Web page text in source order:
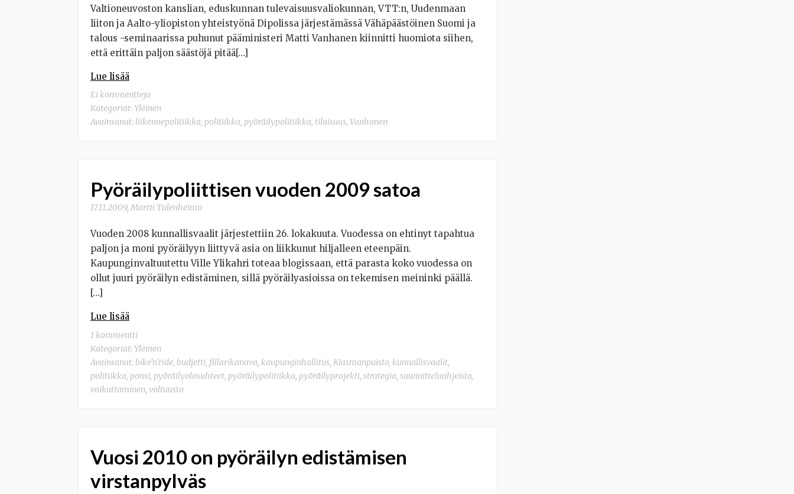
Valtioneuvoston kanslian, eduskunnan tulevaisuusvaliokunnan, VTT:n, Uudenmaan
liiton ja Aalto-yliopiston yhteistyönä Dipolissa järjestämässä Vähäpäästöinen Suomi ja
talous -seminaarissa puhunut pääministeri Matti Vanhanen kiinnitti huomiota siihen,
että erittäin paljon säästöjä pitää[…]
Lue lisää
Ei kommentteja
Kategoriat: Yleinen
Avainsanat: liikennepolitiikka, politiikka, pyöräilypolitiikka, tilaisuus, Vanhanen
Pyöräilypoliittisen vuoden 2009 satoa
17.11.2009, Martti Tulenheimo
Vuoden 2008 kunnallisvaalit järjestettiin 26. lokakuuta. Vuodessa on ehtinyt tapahtua
paljon ja moni pyöräilyyn liittyvä asia on liikkunut hiljalleen eteenpäin.
Kaupunginvaltuutettu Ville Ylikahri toteaa blogissaan, että parasta koko vuodessa on
ollut juuri pyöräilyn edistäminen, sillä pyöräilyasioissa on tekemisen meininki päällä.
[…]
Lue lisää
1 kommentti
Kategoriat: Yleinen
Avainsanat: bike'n'ride, budjetti, fillarikanava, kaupunginhallitus, Kiasmanpuisto, kunnallisvaalit,
politiikka, ponsi, pyöräilyolosuhteet, pyöräilypolitiikka, pyöräilyprojekti, strategia, suunnitteluohjeisto,
vaikuttaminen, valtuusto
Vuosi 2010 on pyöräilyn edistämisen
virstanpylväs